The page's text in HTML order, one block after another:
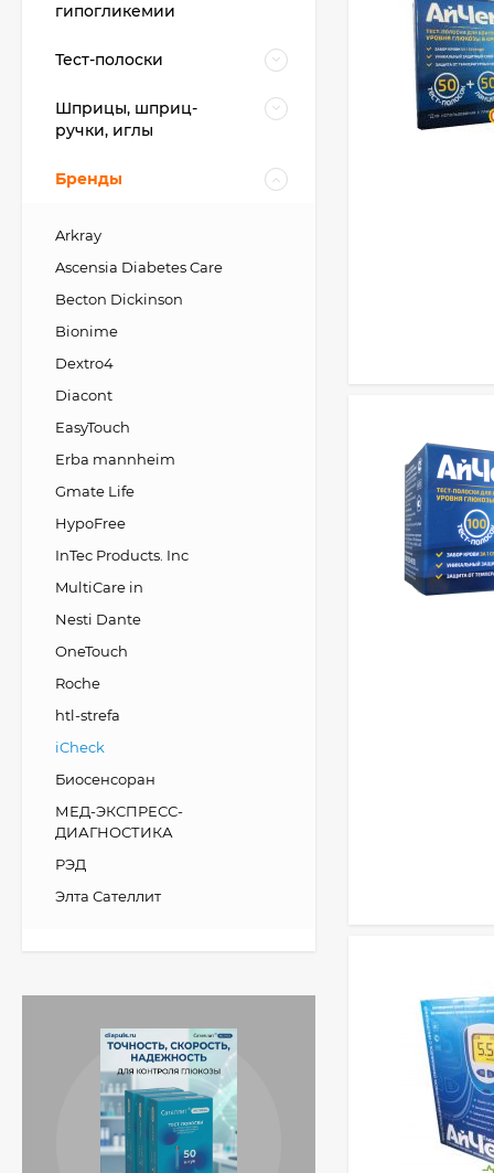
гипогликемии
Тест-полоски
Шприцы, шприц-
ручки, иглы
Бренды
Arkray
Ascensia Diabetes Care
Becton Dickinson
Bionime
Dextro4
Diacont
EasyTouch
Erba mannheim
Gmate Life
HypoFree
InTec Products. Inc
MultiCare in
Nesti Dante
OneTouch
Roche
htl-strefa
iCheck
Биосенсоран
МЕД-ЭКСПРЕСС-
ДИАГНОСТИКА
РЭД
Элта Сателлит